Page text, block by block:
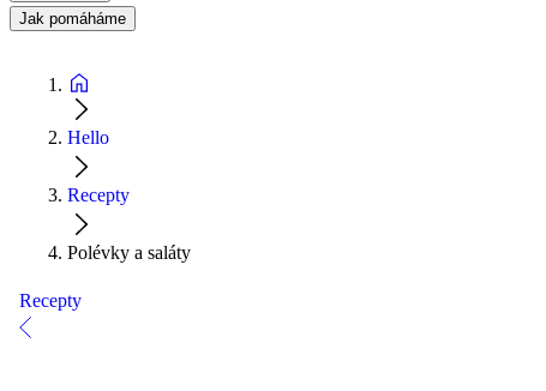
Jak pomáháme
Hello
Recepty
Polévky a saláty
Recepty